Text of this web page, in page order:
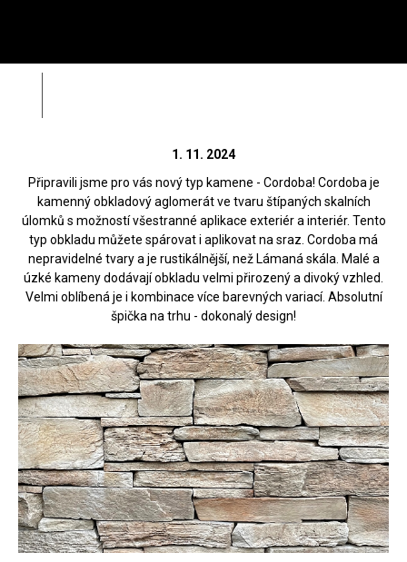
Rádi vám poradíme na
1. 11. 2024
Připravili jsme pro vás nový typ kamene - Cordoba! Cordoba je
kamenný obkladový aglomerát ve tvaru štípaných skalních
úlomků s možností všestranné aplikace exteriér a interiér. Tento
typ obkladu můžete spárovat i aplikovat na sraz. Cordoba má
nepravidelné tvary a je rustikálnější, než Lámaná skála. Malé a
úzké kameny dodávají obkladu velmi přirozený a divoký vzhled.
Velmi oblíbená je i kombinace více barevných variací. Absolutní
špička na trhu - dokonalý design!